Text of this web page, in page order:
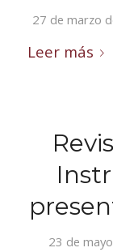
27 de marzo
Leer más
23 de